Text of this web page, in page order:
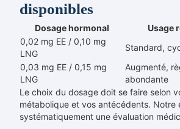
disponibles
Dosage hormonal
Usage
0,02 mg EE / 0,10 mg
LNG
Standard,
0,03 mg EE / 0,15 mg
LNG
Augmenté,
abondante
Le choix du dosage doit se faire selon
métabolique et vos antécédents. Notre
systématiquement une évaluation